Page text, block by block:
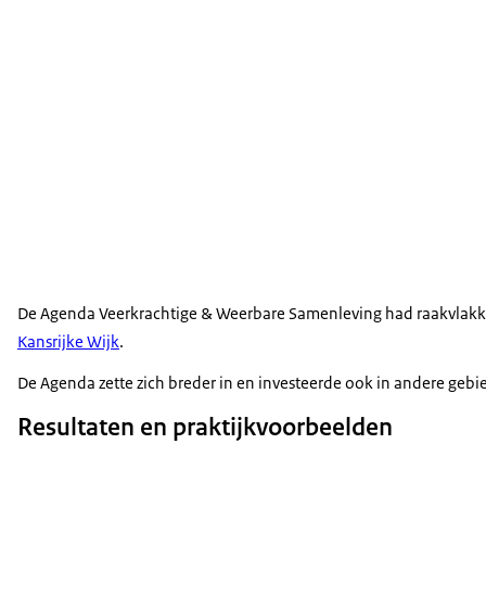
De Agenda Veerkrachtige & Weerbare Samenleving had
Kansrijke Wijk.
De Agenda zette zich breder in en investeerde ook in andere
Resultaten en praktijkvoorbeelden